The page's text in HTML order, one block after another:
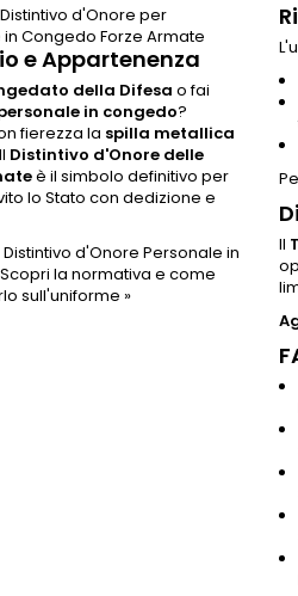
e Appartenenza
della Difesa o fai
in congedo?
fierezza la spilla metallica
Distintivo d'Onore delle
è il simbolo definitivo per
lo Stato con dedizione e
d'Onore Personale in
Scopri la normativa e come
sull'uniforme »
Il